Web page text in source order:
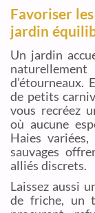
Favoriser
jardin
Un jardin
d’étourneaux.
de petits
vous recréez
où aucune
Haies
sauvages
alliés discrets.
Laissez aussi
de friche, un